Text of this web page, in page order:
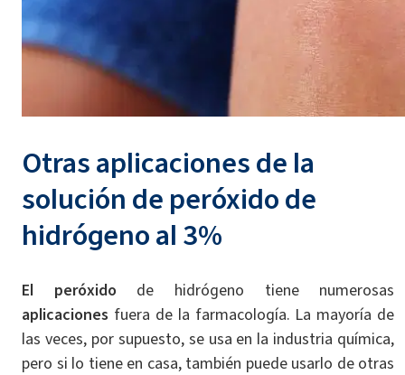
Otras aplicaciones de la
solución de peróxido de
hidrógeno al 3%
El peróxido de hidrógeno tiene numerosas
aplicaciones fuera de la farmacología. La mayoría de
las veces, por supuesto, se usa en la industria química,
pero si lo tiene en casa, también puede usarlo de otras